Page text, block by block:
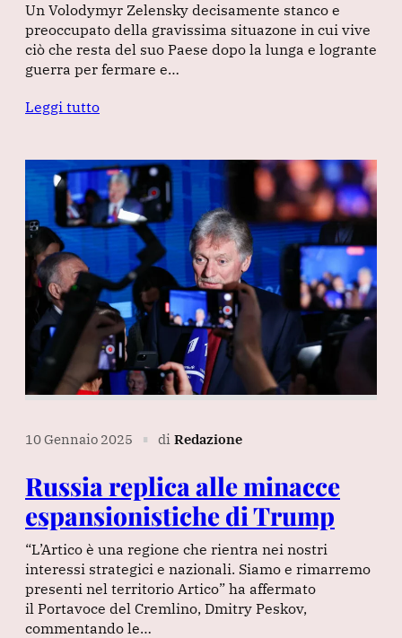
Un Volodymyr Zelensky decisamente stanco e
preoccupato della gravissima situazone in cui vive
ciò che resta del suo Paese dopo la lunga e logrante
guerra per fermare e…
Leggi tutto
10 Gennaio 2025 ∎ di Redazione
Russia replica alle minacce
espansionistiche di Trump
“L’Artico è una regione che rientra nei nostri
interessi strategici e nazionali. Siamo e rimarremo
presenti nel territorio Artico” ha affermato
il Portavoce del Cremlino, Dmitry Peskov,
commentando le…